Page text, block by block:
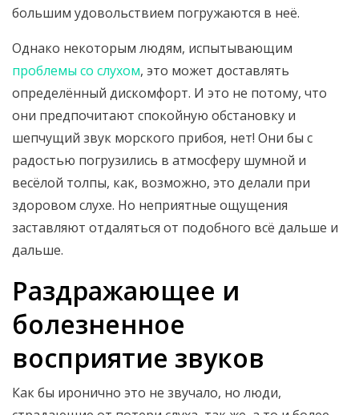
большим удовольствием погружаются в неё.
Однако некоторым людям, испытывающим
проблемы со слухом, это может доставлять
определённый дискомфорт. И это не потому, что
они предпочитают спокойную обстановку и
шепчущий звук морского прибоя, нет! Они бы с
радостью погрузились в атмосферу шумной и
весёлой толпы, как, возможно, это делали при
здоровом слухе. Но неприятные ощущения
заставляют отдаляться от подобного всё дальше и
дальше.
Раздражающее и
болезненное
восприятие звуков
Как бы иронично это не звучало, но люди,